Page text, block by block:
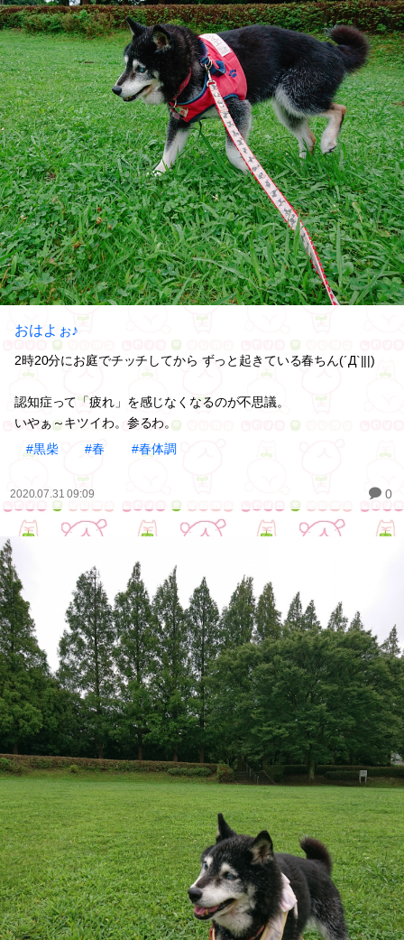
おはよぉ♪
2時20分にお庭でチッチしてから ずっと起きている春ちん(´Д`|||)
認知症って「疲れ」を感じなくなるのが不思議。
いやぁ～キツイわ。参るわ。
#黒柴
#春 #春体調
2020.07.31 09:09 0